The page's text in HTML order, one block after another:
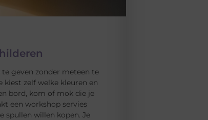
geven zonder meteen te
kiest zelf welke kleuren en
bord, kom of mok die je
een workshop servies
spullen willen kopen. Je